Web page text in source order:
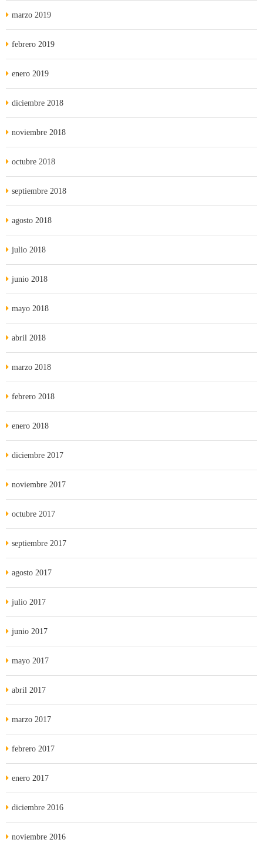
marzo 2019
febrero 2019
enero 2019
diciembre 2018
noviembre 2018
octubre 2018
septiembre 2018
agosto 2018
julio 2018
junio 2018
mayo 2018
abril 2018
marzo 2018
febrero 2018
enero 2018
diciembre 2017
noviembre 2017
octubre 2017
septiembre 2017
agosto 2017
julio 2017
junio 2017
mayo 2017
abril 2017
marzo 2017
febrero 2017
enero 2017
diciembre 2016
noviembre 2016